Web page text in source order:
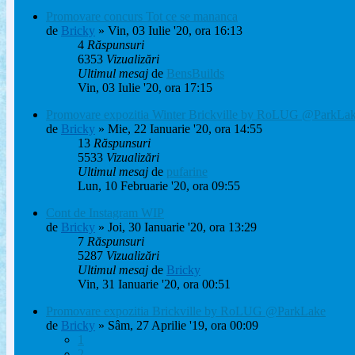
Promovare concurs Tot ce se mananca
de Bricky » Vin, 03 Iulie '20, ora 16:13
4 Răspunsuri
6353 Vizualizări
Ultimul mesaj de BensBuilds
Vin, 03 Iulie '20, ora 17:15
Promovare expozitia Winter Brickville by RoLUG
de Bricky » Mie, 22 Ianuarie '20, ora 14:55
13 Răspunsuri
5533 Vizualizări
Ultimul mesaj de pufarine
Lun, 10 Februarie '20, ora 09:55
Cont de Instagram WIP
de Bricky » Joi, 30 Ianuarie '20, ora 13:29
7 Răspunsuri
5287 Vizualizări
Ultimul mesaj de Bricky
Vin, 31 Ianuarie '20, ora 00:51
Promovare expozitia Brickville by RoLUG @ParkLake
de Bricky » Sâm, 27 Aprilie '19, ora 00:09
1